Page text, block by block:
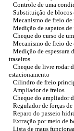
Controle de uma
Substituição de blocos
Mecanismo de freio de
Medição de sapatos
Cheque do curso de
Mecanismo de freio de
Medição de espessura
traseiros
Cheque de livre rodar
estacionamento
Cilindro de freio
Ampliador de freios
Cheque do ampliador
Regulador de forças
Reparo do passeio
Extração por meio de
Lista de maus